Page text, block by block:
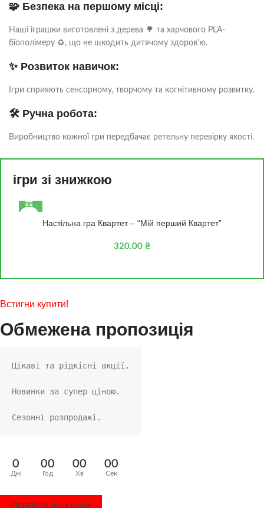
🧩 Безпека на першому місці:
Наші іграшки виготовлені з дерева 🌳 та харчового PLA-
біополімеру ♻️, що не шкодить дитячому здоров’ю.
✨ Розвиток навичок:
Ігри сприяють сенсорному, творчому та когнітивному розвитку.
🛠️ Ручна робота:
Виробництво кожної гри передбачає ретельну перевірку якості.
ігри зі знижкою
Настільна гра Квартет – “Мій перший Квартет”
320.00 ₴
Встигни купити!
Обмежена пропозиція
Цікаві та рідкісні акції.
Новинки за супер ціною.
Сезонні розпродажі.
0
Дні
00
Год
00
Хв
00
Сек